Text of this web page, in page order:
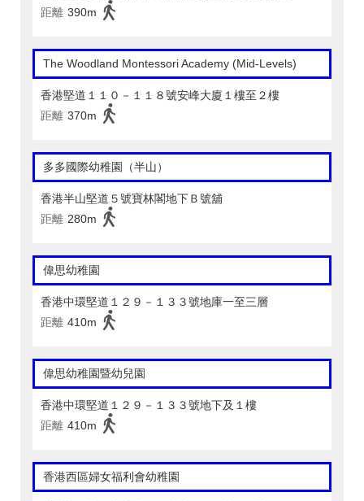
距離 390m
The Woodland Montessori Academy (Mid-Levels)
香港堅道１１０－１１８號安峰大廈１樓至２樓
距離 370m
多多國際幼稚園（半山）
香港半山堅道５號寶林閣地下Ｂ號舖
距離 280m
偉思幼稚園
香港中環堅道１２９－１３３號地庫一至三層
距離 410m
偉思幼稚園暨幼兒園
香港中環堅道１２９－１３３號地下及１樓
距離 410m
香港西區婦女福利會幼稚園